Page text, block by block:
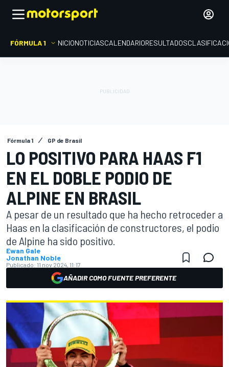
FÓRMULA 1 INICIONOTICIASCALENDARIORESULTADOS
Fórmula 1 GP de Brasil
LO POSITIVO PARA HAAS F1
EN EL DOBLE PODIO DE
ALPINE EN BRASIL
A pesar de un resultado que ha hecho retroceder a
Haas en la clasificación de constructores, el podio
de Alpine ha sido positivo.
Ewan Gale
Jonathan Noble
Publicado: 11 nov 2024, 11:17
AÑADIR COMO FUENTE PREFERENTE